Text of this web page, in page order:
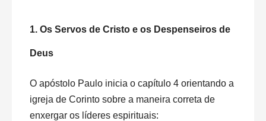
1. Os Servos de Cristo e os Despenseiros de
Deus
O apóstolo Paulo inicia o capítulo 4 orientando a
igreja de Corinto sobre a maneira correta de
enxergar os líderes espirituais: